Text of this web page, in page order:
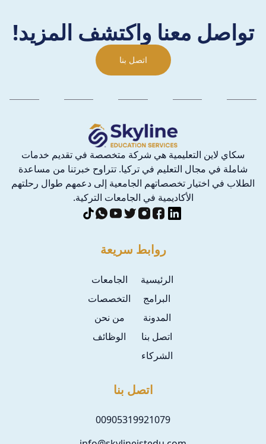
تواصل معنا واكتشف المزيد!
اتصل بنا
سكاي لاين التعليمية هي شركة متخصصة في تقديم خدمات
شاملة في مجال التعليم في تركيا. تتراوح خبرتنا من مساعدة
الطلاب في اختيار تخصصاتهم الجامعية إلى دعمهم طوال رحلتهم
الأكاديمية في الجامعات التركية.
روابط سريعة
الرئيسية
الجامعات
البرامج
التخصصات
المدونة
من نحن
اتصل بنا
الوظائف
الشركاء
اتصل بنا
00905319921079